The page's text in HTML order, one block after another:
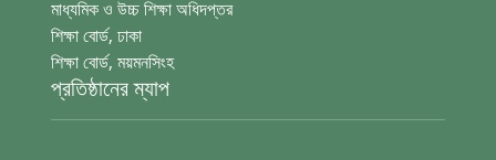
মাধ্যমিক ও উচ্চ শিক্ষা অধিদপ্তর
শিক্ষা বোর্ড, ঢাকা
শিক্ষা বোর্ড, ময়মনসিংহ
প্রতিষ্ঠানের ম্যাপ